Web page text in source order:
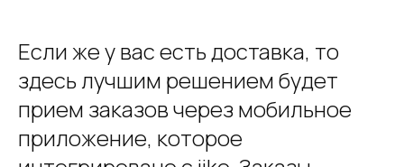
Если же у вас есть доставка, то
здесь лучшим решением будет
прием заказов через мобильное
приложение, которое